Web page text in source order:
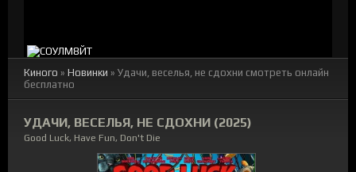
Киного » Новинки » Удачи, веселья, не сдохни смотреть онлайн
бесплатно
УДАЧИ, ВЕСЕЛЬЯ, НЕ СДОХНИ (2025)
Good Luck, Have Fun, Don't Die